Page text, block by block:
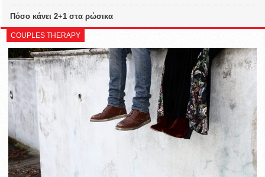
Πόσο κάνει 2+1 στα ρώσικα
COUPLES THERAPY